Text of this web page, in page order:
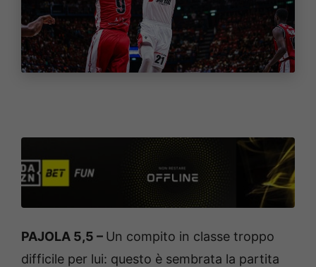
PAJOLA 5,5 – Un compito in classe troppo
difficile per lui: questo è sembrata la partita